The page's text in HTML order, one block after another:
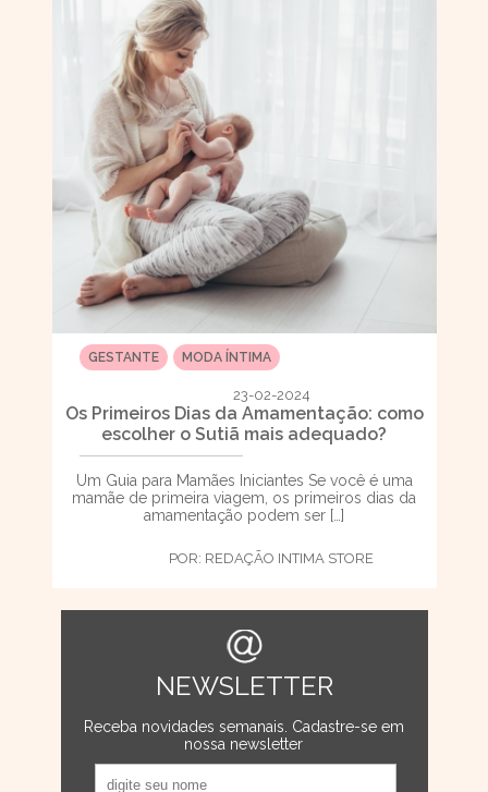
GESTANTE MODA ÍNTIMA
23-02-2024
Os Primeiros Dias da Amamentação: como
escolher o Sutiã mais adequado?
Um Guia para Mamães Iniciantes Se você é uma
mamãe de primeira viagem, os primeiros dias da
amamentação podem ser […]
POR: REDAÇÃO INTIMA STORE
NEWSLETTER
Receba novidades semanais. Cadastre-se em
nossa newsletter